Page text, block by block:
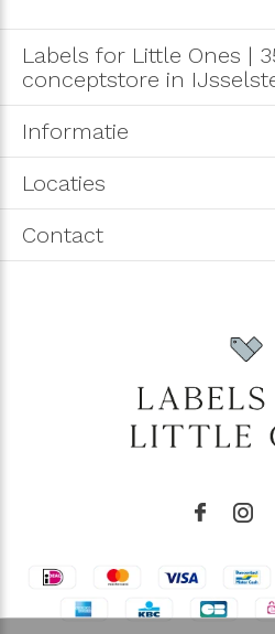
Labels for Little Ones |
conceptstore in
Informatie
Locaties
Contact